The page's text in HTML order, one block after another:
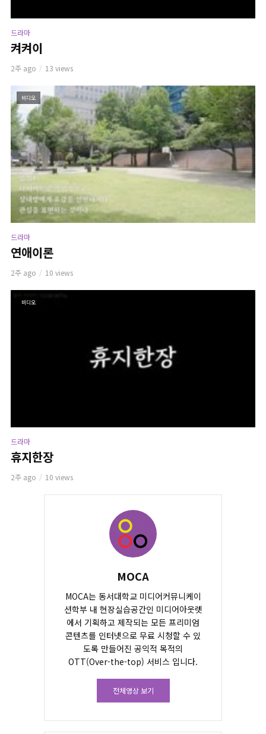
드라마
켜켜이
2주 ago 13 views
비디오
드라마
연애이론
2주 ago 10 views
비디오
드라마
휴지한장
2주 ago 10 views
MOCA
MOCA는 동서대학교 미디어커뮤니케이
션학부 내 현장실습공간인 미디어아웃렛
에서 기획하고 제작되는 모든 프리미엄
콘텐츠를 인터넷으로 무료 시청할 수 있
도록 만들어진 공익적 목적의
OTT(Over-the-top) 서비스 입니다.
전체영상 보기